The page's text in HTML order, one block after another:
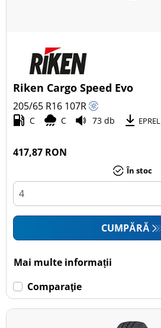
Riken Cargo Speed Evo
205/65 R16 107R
C C 73 db EPREL
417,87 RON
În stoc
CUMPĂRĂ
Mai multe informații
Comparaţie